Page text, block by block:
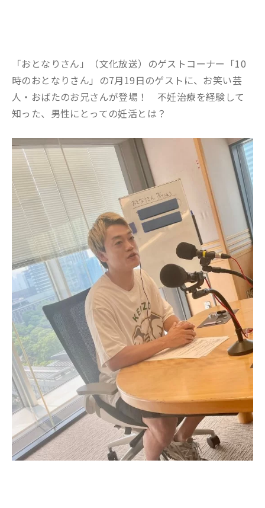
「おとなりさん」（文化放送）のゲストコーナー「10
時のおとなりさん」の7月19日のゲストに、お笑い芸
人・おばたのお兄さんが登場！ 不妊治療を経験して
知った、男性にとっての妊活とは？